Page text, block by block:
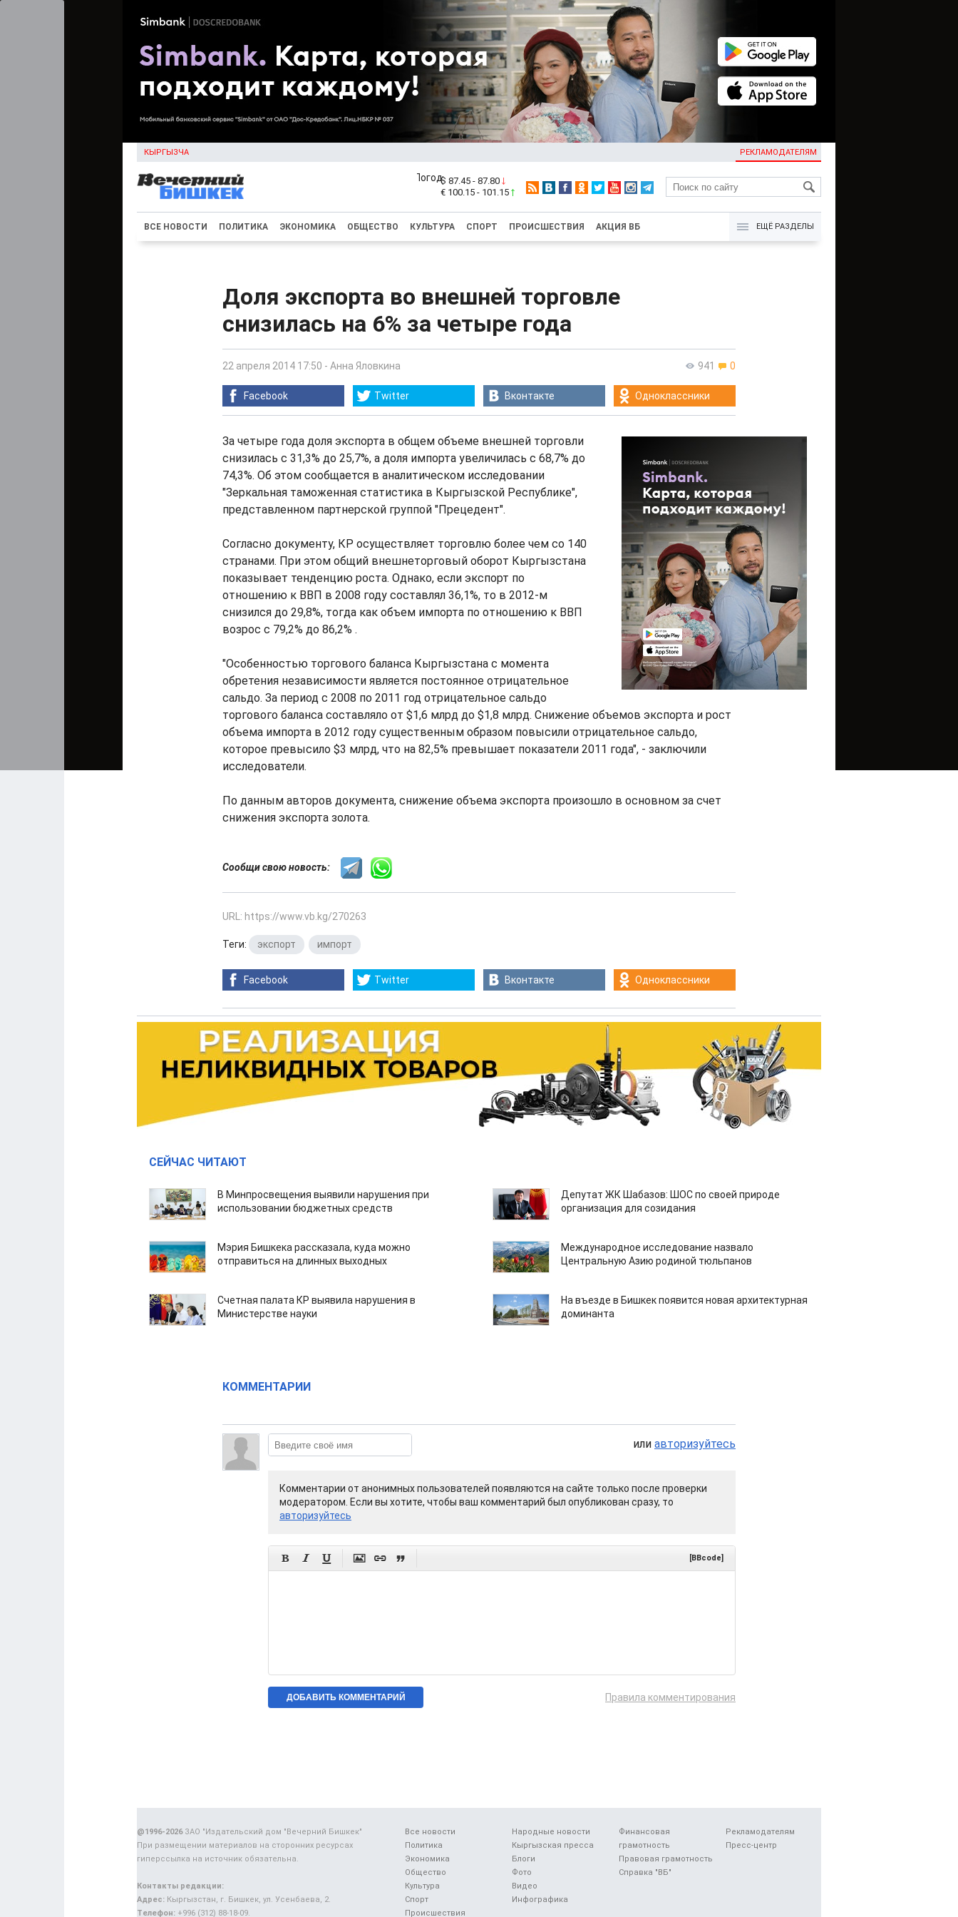
КЫРГЫЗЧА РЕКЛАМОДАТЕЛЯМ
KG
$ 87.45 - 87.80
€ 100.15 - 101.15
ВСЕ НОВОСТИ ПОЛИТИКА ЭКОНОМИКА ОБЩЕСТВО КУЛЬТУРА СПОРТ ПРОИСШЕСТВИЯ АКЦИЯ ВБ ЕЩЁ РАЗДЕЛЫ
Доля экспорта во внешней торговле
снизилась на 6% за четыре года
941 0
22 апреля 2014 17:50 - Анна Яловкина
Facebook Twitter Вконтакте Одноклассники
За четыре года доля экспорта в общем объеме внешней торговли
снизилась с 31,3% до 25,7%, а доля импорта увеличилась с 68,7% до
74,3%. Об этом сообщается в аналитическом исследовании
"Зеркальная таможенная статистика в Кыргызской Республике",
представленном партнерской группой "Прецедент".
Согласно документу, КР осуществляет торговлю более чем со 140
странами. При этом общий внешнеторговый оборот Кыргызстана
показывает тенденцию роста. Однако, если экспорт по
отношению к ВВП в 2008 году составлял 36,1%, то в 2012-м
снизился до 29,8%, тогда как объем импорта по отношению к ВВП
возрос с 79,2% до 86,2% .
"Особенностью торгового баланса Кыргызстана с момента
обретения независимости является постоянное отрицательное
сальдо. За период с 2008 по 2011 год отрицательное сальдо
торгового баланса составляло от $1,6 млрд до $1,8 млрд. Снижение объемов экспорта и рост
объема импорта в 2012 году существенным образом повысили отрицательное сальдо,
которое превысило $3 млрд, что на 82,5% превышает показатели 2011 года", - заключили
исследователи.
По данным авторов документа, снижение объема экспорта произошло в основном за счет
снижения экспорта золота.
Сообщи свою новость:
URL: https://www.vb.kg/270263
Теги: экспорт импорт
Facebook Twitter Вконтакте Одноклассники
СЕЙЧАС ЧИТАЮТ
В Минпросвещения выявили нарушения при
использовании бюджетных средств
Депутат ЖК Шабазов: ШОС по своей природе
организация для созидания
Мэрия Бишкека рассказала, куда можно
отправиться на длинных выходных
Международное исследование назвало
Центральную Азию родиной тюльпанов
Счетная палата КР выявила нарушения в
Министерстве науки
На въезде в Бишкек появится новая архитектурная
доминанта
КОММЕНТАРИИ
или авторизуйтесь
Комментарии от анонимных пользователей появляются на сайте только после проверки
модератором. Если вы хотите, чтобы ваш комментарий был опубликован сразу, то
авторизуйтесь
      [BBcode]
Правила комментирования
Все новости
Политика
Экономика
Общество
Культура
Спорт
Происшествия
Народные новости
Кыргызская пресса
Блоги
Фото
Видео
Инфографика
Финансовая
грамотность
Правовая грамотность
Справка "ВБ"
Рекламодателям
Пресс-центр
@1996-2026ЗАО "Издательский дом "Вечерний Бишкек"
При размещении материалов на сторонних ресурсах
гиперссылка на источник обязательна.
Контакты редакции:
Адрес: Кыргызстан, г. Бишкек, ул. Усенбаева, 2.
Телефон: +996 (312) 88-18-09.